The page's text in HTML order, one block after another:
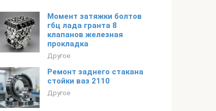
Момент затяжки болтов
гбц лада гранта 8
клапанов железная
прокладка
Другое
Ремонт заднего стакана
стойки ваз 2110
Другое